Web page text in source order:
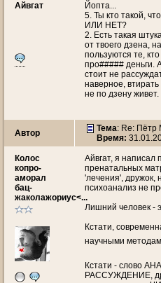
Айвгат
Йопта...
5. Ты кто такой,
ИЛИ НЕТ?
2. Есть такая
от твоего дзена,
пользуются те,
про##### деньги.
стоит не
наверное,
не по дзену живет.
Автор Тема: Re: Пётр
Время:
Колос
копро-
аморал
бац-
жаколажориус<...
Айвгат, я написал
пренатальных
'лечения', дружок,
психоанализ не
Лишний человек -
Кстати,
научными
Кстати - слово
РАССУЖДЕНИЕ,